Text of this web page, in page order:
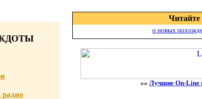
радио
Читайте
о новых
»» Лучшие On-Line